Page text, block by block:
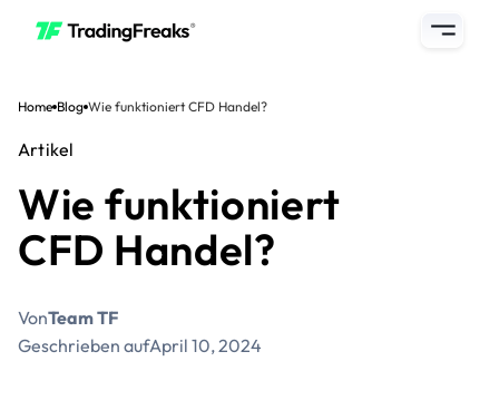
Home Blog Wie funktioniert CFD Handel?
Artikel
Wie funktioniert
CFD Handel?
VonTeam TF
Geschrieben aufApril 10, 2024